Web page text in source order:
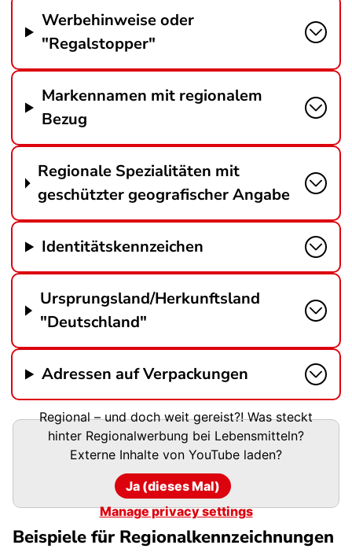
Werbehinweise oder
"Regalstopper"
Markennamen mit regionalem
Bezug
Regionale Spezialitäten mit
geschützter geografischer Angabe
Identitätskennzeichen
Ursprungsland/Herkunftsland
"Deutschland"
Adressen auf Verpackungen
Regional – und doch weit gereist?! Was steckt
hinter Regionalwerbung bei Lebensmitteln?
Externe Inhalte von YouTube laden?
Ja (dieses Mal)
Manage privacy settings
Beispiele für Regionalkennzeichnungen